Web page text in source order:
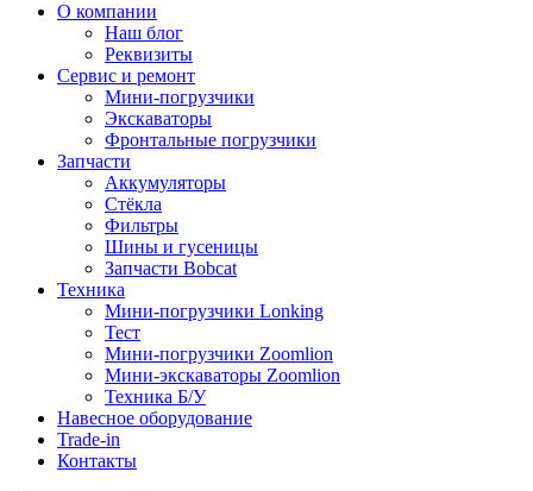
О компании
Наш блог
Реквизиты
Сервис и ремонт
Мини-погрузчики
Экскаваторы
Фронтальные погрузчики
Запчасти
Аккумуляторы
Стёкла
Фильтры
Шины и гусеницы
Запчасти Bobcat
Техника
Мини-погрузчики Lonking
Тест
Мини-погрузчики Zoomlion
Мини-экскаваторы Zoomlion
Техника Б/У
Навесное оборудование
Trade-in
Контакты